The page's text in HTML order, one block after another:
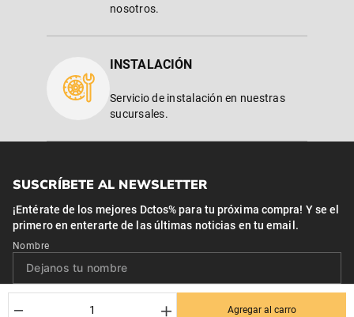
＋
－ Agregar al carro
nosotros.
INSTALACIÓN
Servicio de instalación en nuestras
sucursales.
SUSCRÍBETE AL NEWSLETTER
¡Entérate de los mejores Dctos% para tu próxima compra! Y se el
primero en enterarte de las últimas noticias en tu email.
Nombre